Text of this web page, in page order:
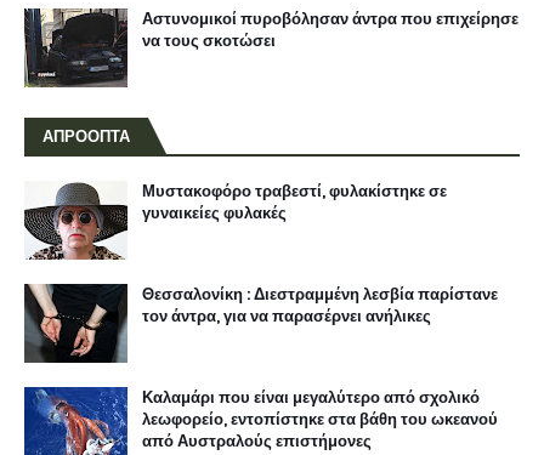
Αστυνομικοί πυροβόλησαν άντρα που επιχείρησε
να τους σκοτώσει
ΑΠΡΟΟΠΤΑ
Μυστακοφόρο τραβεστί, φυλακίστηκε σε
γυναικείες φυλακές
Θεσσαλονίκη : Διεστραμμένη λεσβία παρίστανε
τον άντρα, για να παρασέρνει ανήλικες
Καλαμάρι που είναι μεγαλύτερο από σχολικό
λεωφορείο, εντοπίστηκε στα βάθη του ωκεανού
από Αυστραλούς επιστήμονες